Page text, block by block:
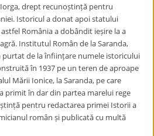
drept recunoștință pentru
Istoricul a donat apoi statului
România a dobândit ieșire la a
Institutul Român de la Saranda,
purtat de la înființare numele istoricului
în 1937 pe un teren de aproape
Mării Ionice, la Saranda, pe care
primit în dar din partea marelui rege
pentru redactarea primei Istorii a
român și publicată cu multă